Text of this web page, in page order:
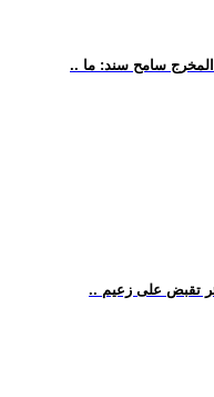
المخرج سامح سند: ما
تقبض على زعيم